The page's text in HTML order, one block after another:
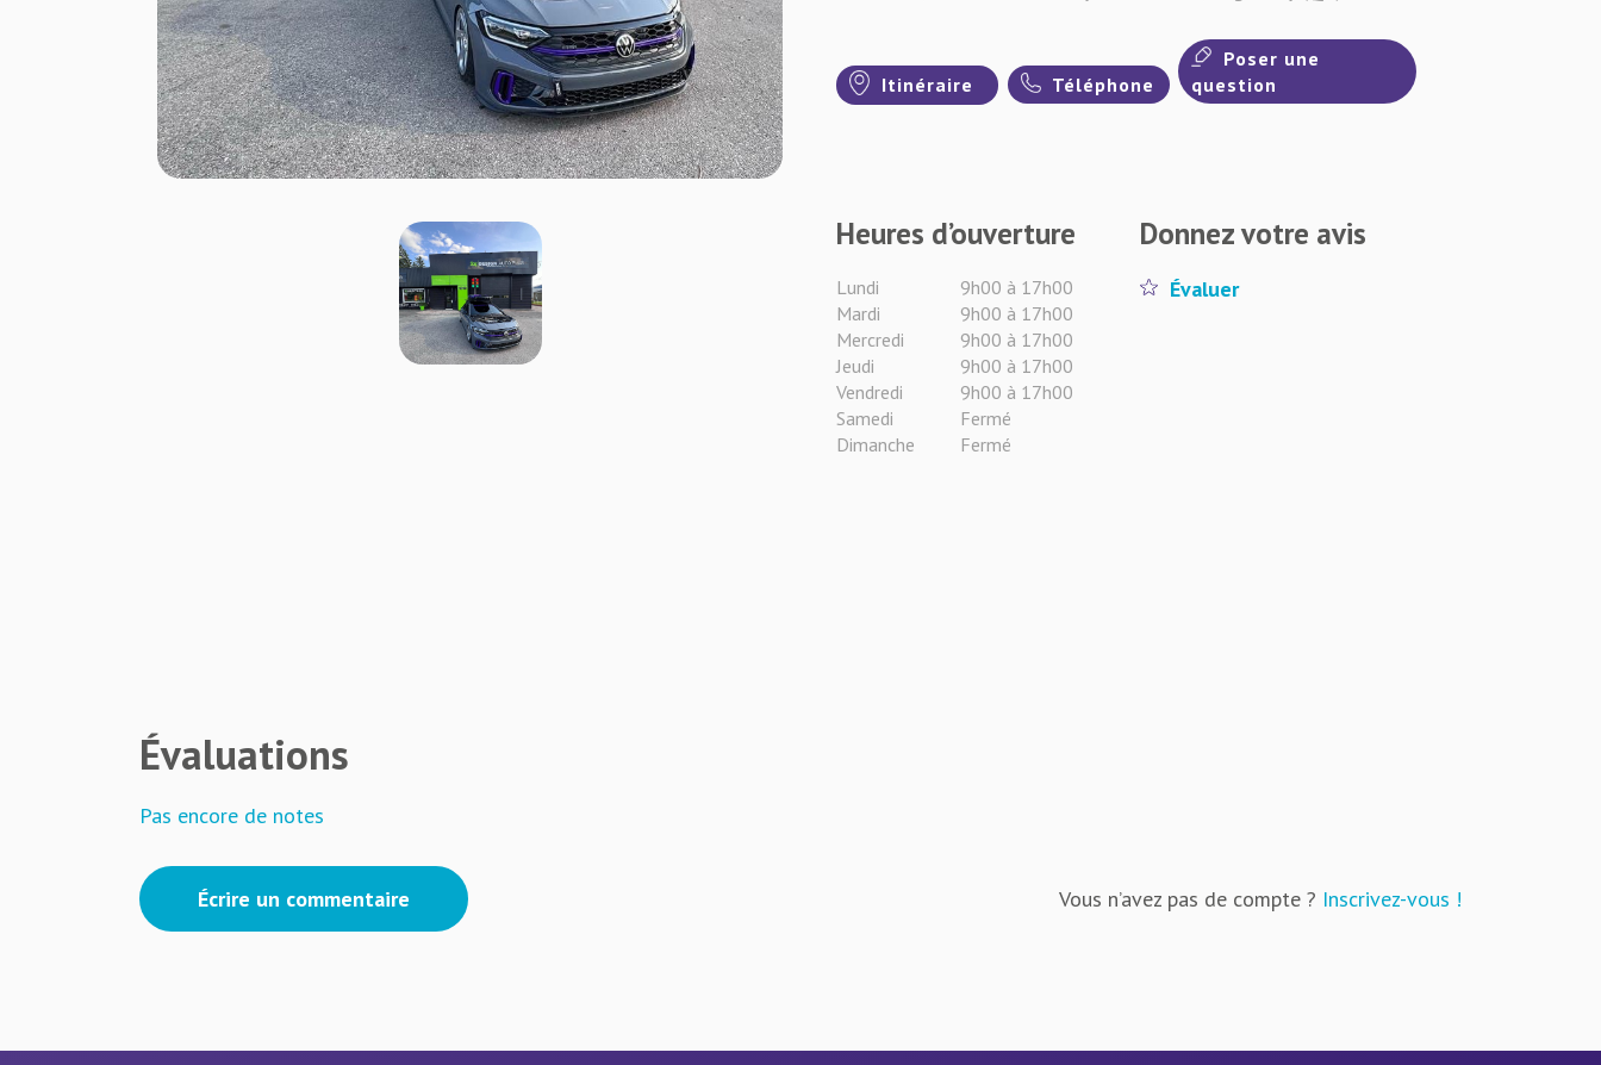
Itinéraire Téléphone
Poser une
question
Heures d’ouverture
Lundi
9h00 à 17h00
Mardi
9h00 à 17h00
Mercredi
9h00 à 17h00
Jeudi
9h00 à 17h00
Vendredi
9h00 à 17h00
Samedi
Fermé
Dimanche
Fermé
Donnez votre avis
Évaluer
Évaluations
Pas encore de notes
Écrire un commentaire Vous n’avez pas de compte ? Inscrivez-vous !